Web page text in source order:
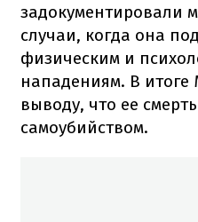
задокументировали
случаи, когда она
физическим и
нападениям. В
выводу, что ее
самоубийством.